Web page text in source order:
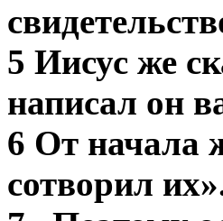
5 Иисус же
написал он
6 От начала
сотворил